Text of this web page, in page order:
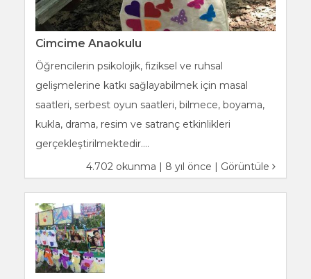
Cimcime Anaokulu
Öğrencilerin psikolojik, fiziksel ve ruhsal
gelişmelerine katkı sağlayabilmek için masal
saatleri, serbest oyun saatleri, bilmece, boyama,
kukla, drama, resim ve satranç etkinlikleri
gerçekleştirilmektedir....
4.702 okunma | 8 yıl önce | Görüntüle